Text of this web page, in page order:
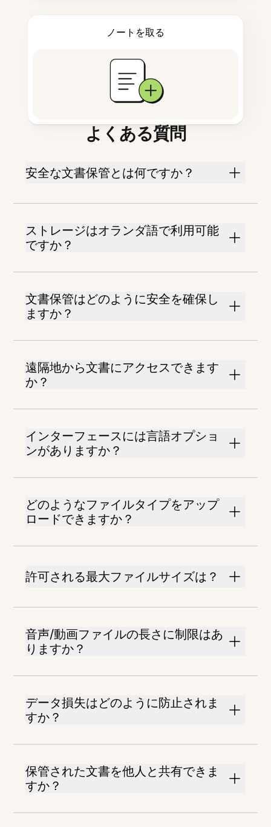
ノートを取る
よくある質問
安全な文書保管とは何ですか？
ストレージはオランダ語で利用可能
ですか？
文書保管はどのように安全を確保し
ますか？
遠隔地から文書にアクセスできます
か？
インターフェースには言語オプショ
ンがありますか？
どのようなファイルタイプをアップ
ロードできますか？
許可される最大ファイルサイズは？
音声/動画ファイルの長さに制限はあ
りますか？
データ損失はどのように防止されま
すか？
保管された文書を他人と共有できま
すか？